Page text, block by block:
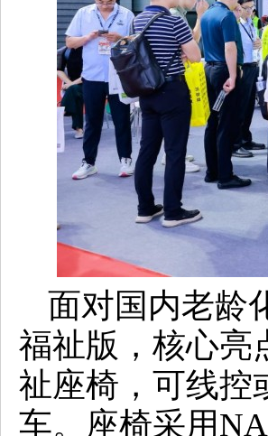
面对国内老龄
福祉版，核心亮
祉座椅，可线控
车。座椅采用